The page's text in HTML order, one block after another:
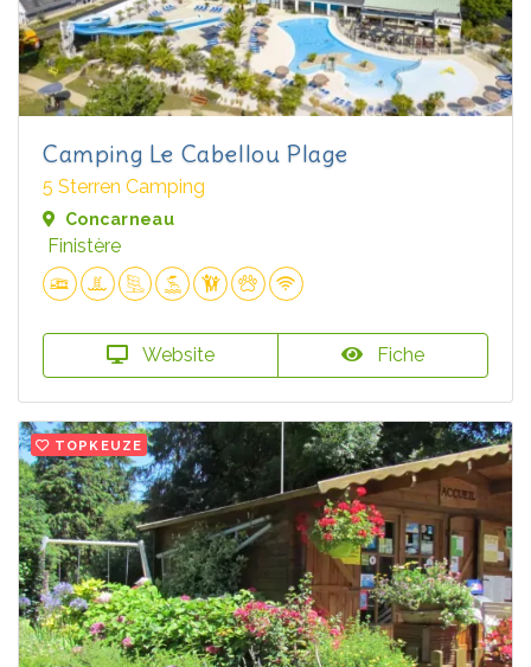
Camping Le Cabellou Plage
5 Sterren Camping
Concarneau
Finistère
Website Fiche
TOPKEUZE